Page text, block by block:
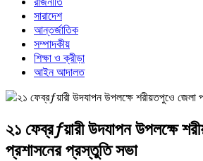
সারাদেশ
আন্তর্জাতিক
সম্পাদকীয়
শিক্ষা ও ক্রীড়া
আইন আদালত
২১ ফেব্রƒয়ারী উদযাপন উপলক্ষে
প্রশাসনের প্রস্তুতি সভা